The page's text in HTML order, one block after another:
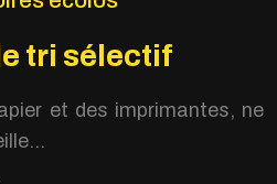
tri sélectif
et des imprimantes, ne